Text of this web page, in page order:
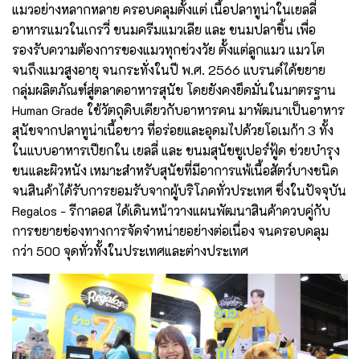
แมวอย่างหลากหลาย ครอบคลุมตั้งแต่ เนื้อปลาทูน่าในเยลลี่
อาหารแมวในเกรวี่ ขนมครีมแมวเลีย และ ขนมปลาชิ้น เพื่อ
รองรับความต้องการของแมวทุกช่วงวัย ตั้งแต่ลูกแมว แมวโต
จนถึงแมวสูงอายุ จนกระทั่งในปี พ.ศ. 2566 แบรนด์ได้ขยาย
กลุ่มผลิตภัณฑ์สู่ตลาดอาหารสุนัข โดยยังคงยึดมั่นในมาตรฐาน
Human Grade ใช้วัตถุดิบเดียวกับอาหารคน มาพัฒนาเป็นอาหาร
สุนัขจากปลาทูน่าเนื้อขาว ที่อร่อยและอุดมไปด้วยโอเมก้า 3 ทั้ง
ในแบบอาหารเปียกใน เยลลี่ และ ขนมสุนัขซูเปอร์ฟู้ด ช่วยบำรุง
ขนและผิวหนัง เหมาะสำหรับสุนัขที่มีอาการแพ้เนื้อสัตว์บางชนิด
จนสินค้าได้รับการยอมรับจากผู้บริโภคทั่วประเทศ ซึ่งในปัจจุบัน
Regalos - รีกาลอส ได้เดินหน้าวางแผนพัฒนาสินค้าควบคู่กับ
การขยายช่องทางการจัดจำหน่ายอย่างต่อเนื่อง จนครอบคลุม
กว่า 500 จุดทั่วทั้งในประเทศและต่างประเทศ